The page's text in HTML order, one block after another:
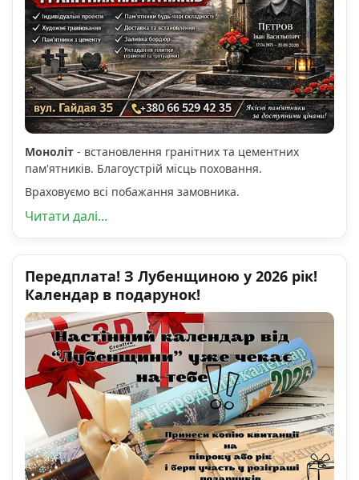
Моноліт - встановлення гранітних та цементних
пам'ятників. Благоустрій місць поховання.
Враховуємо всі побажання замовника.
Читати далі...
Передплата! З Лубенщиною у 2026 рік!
Календар в подарунок!